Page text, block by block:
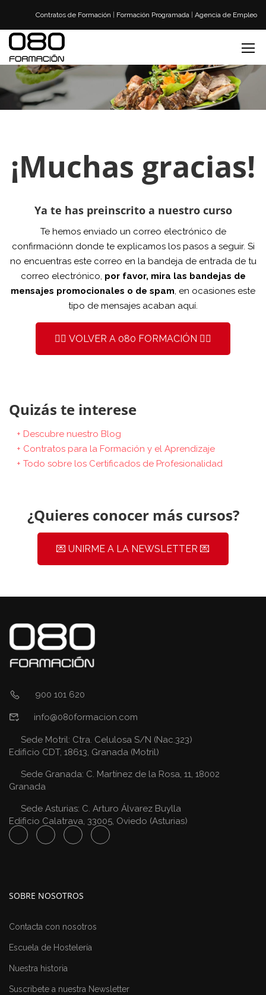
Contratos de Formación Formación Programada Agencia de Empleo
¡Muchas gracias!
Ya te has preinscrito a nuestro curso
Te hemos enviado un correo electrónico de
confirmaciónn donde te explicamos los pasos a seguir. Si
no encuentras este correo en la bandeja de entrada de tu
correo electrónico, por favor, mira las bandejas de
mensajes promocionales o de spam, en ocasiones este
tipo de mensajes acaban aquí.
👉🏼 VOLVER A 080 FORMACIÓN 👈🏼
Quizás te interese
+ Descubre nuestro Blog
+ Contratos para la Formación y el Aprendizaje
+ Todo sobre los Certificados de Profesionalidad
¿Quieres conocer más cursos?
💌 UNIRME A LA NEWSLETTER 💌
900 101 620
info@080formacion.com
Sede Motril: Ctra. Celulosa S/N (Nac.323)
Edificio CDT, 18613, Granada (Motril)
Sede Granada: C. Martínez de la Rosa, 11, 18002
Granada
Sede Asturias: C. Arturo Álvarez Buylla
Edificio Calatrava, 33005, Oviedo (Asturias)
SOBRE NOSOTROS
Contacta con nosotros
Escuela de Hostelería
Nuestra historia
Suscríbete a nuestra Newsletter